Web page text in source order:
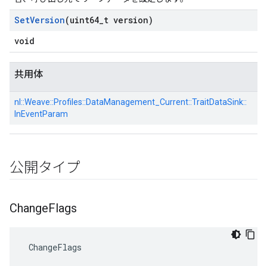
SetVersion(uint64 t version)
void
共用体
nl::Weave::Profiles::DataManagement_Current::TraitDataSink::
InEventParam
公開タイプ
ChangeFlags
ChangeFlags